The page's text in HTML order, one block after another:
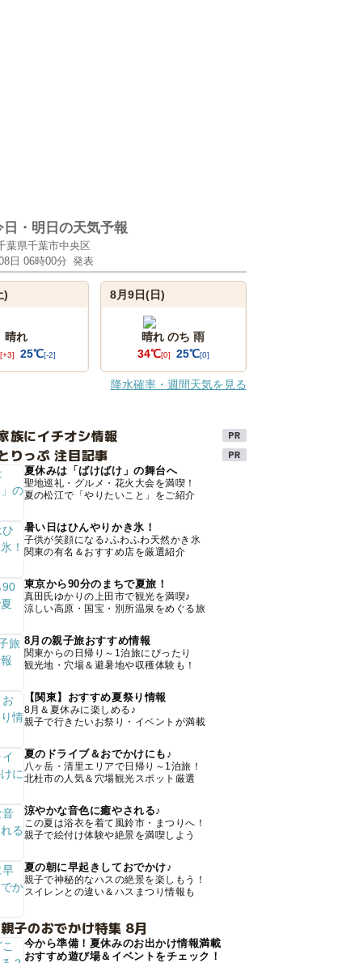
日・明日の天気予報
葉県千葉市中央区
日 06時00分 発表
)
晴れ
[+3] 25℃[-2]
8月9日(日)
晴れ のち 雨
34℃[0] 25℃[0]
降水確率・週間天気を見る
族にイチオシ情報
りっぷ 注目記事
夏休みは「ばけばけ」の舞台へ
聖地巡礼・グルメ・花火大会を満喫！
夏の松江で「やりたいこと」をご紹介
暑い日はひんやりかき氷！
子供が笑顔になる♪ふわふわ天然かき氷
関東の有名＆おすすめ店を厳選紹介
東京から90分のまちで夏旅！
真田氏ゆかりの上田市で観光を満喫♪
涼しい高原・国宝・別所温泉をめぐる旅
8月の親子旅おすすめ情報
関東からの日帰り～1泊旅にぴったり
観光地・穴場＆避暑地や収穫体験も！
【関東】おすすめ夏祭り情報
8月＆夏休みに楽しめる♪
親子で行きたいお祭り・イベントが満載
夏のドライブ＆おでかけにも♪
八ヶ岳・清里エリアで日帰り～1泊旅！
北杜市の人気＆穴場観光スポット厳選
涼やかな音色に癒やされる♪
この夏は浴衣を着て風鈴市・まつりへ！
親子で絵付け体験や絶景を満喫しよう
夏の朝に早起きしておでかけ♪
親子で神秘的なハスの絶景を楽しもう！
スイレンとの違い＆ハスまつり情報も
子のおでかけ特集 8月
今から準備！夏休みのお出かけ情報満載
おすすめ遊び場＆イベントをチェック！